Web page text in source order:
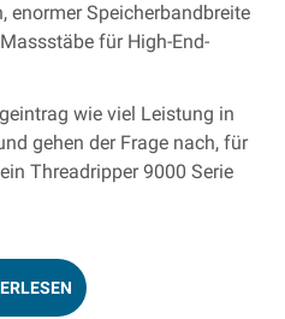
enormer Speicherbandbreite
für High-End-
wie viel Leistung in
gehen der Frage nach, für
Threadripper 9000 Serie